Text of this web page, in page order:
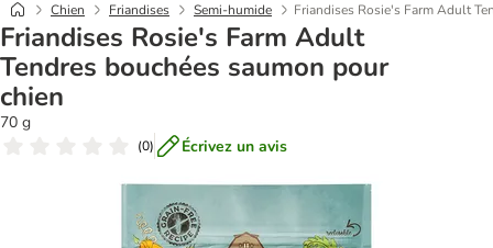
Chien Friandises Semi-humide Friandises Rosie's Farm Adult
Friandises Rosie's Farm Adult
Tendres bouchées saumon pour
chien
70 g
(0) Écrivez un avis